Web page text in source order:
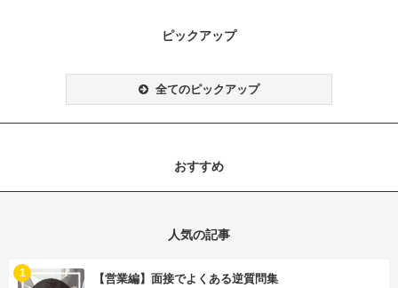
ピックアップ
全てのピックアップ
おすすめ
人気の記事
【営業編】面接でよくある逆質問集
1